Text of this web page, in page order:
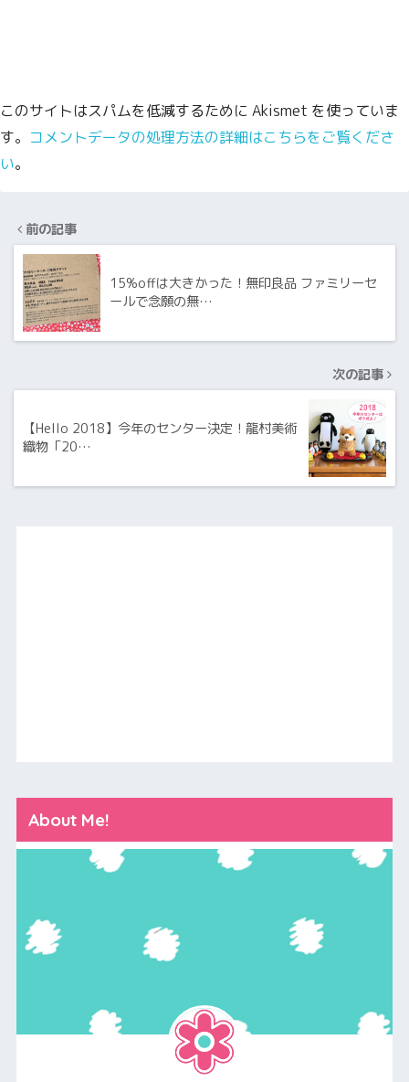
このサイトはスパムを低減するために Akismet を使っていま
す。 コメントデータの処理方法の詳細はこちらをご覧くださ
い。
前の記事
15%offは大きかった！無印良品 ファミリーセ
ールで念願の無…
次の記事
【Hello 2018】今年のセンター決定！龍村美術
織物「20…
About Me!